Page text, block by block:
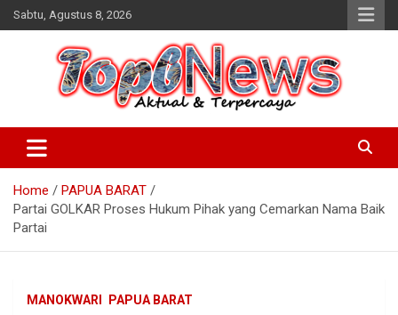
Skip
to
Sabtu, Agustus 8, 2026
Home
PAPUA BARAT
Partai GOLKAR Proses Hukum Pihak yang Cemarkan Nama Baik
Partai
MANOKWARI PAPUA BARAT